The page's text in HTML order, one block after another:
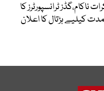
ٹرانسپورٹرز کا
کیلیے ہڑتال کا اعلان